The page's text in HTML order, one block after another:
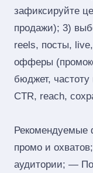
зафиксируйте
продажи); 3)
reels, посты,
офферы
бюджет,
CTR, reach,
промо и
аудитории; —